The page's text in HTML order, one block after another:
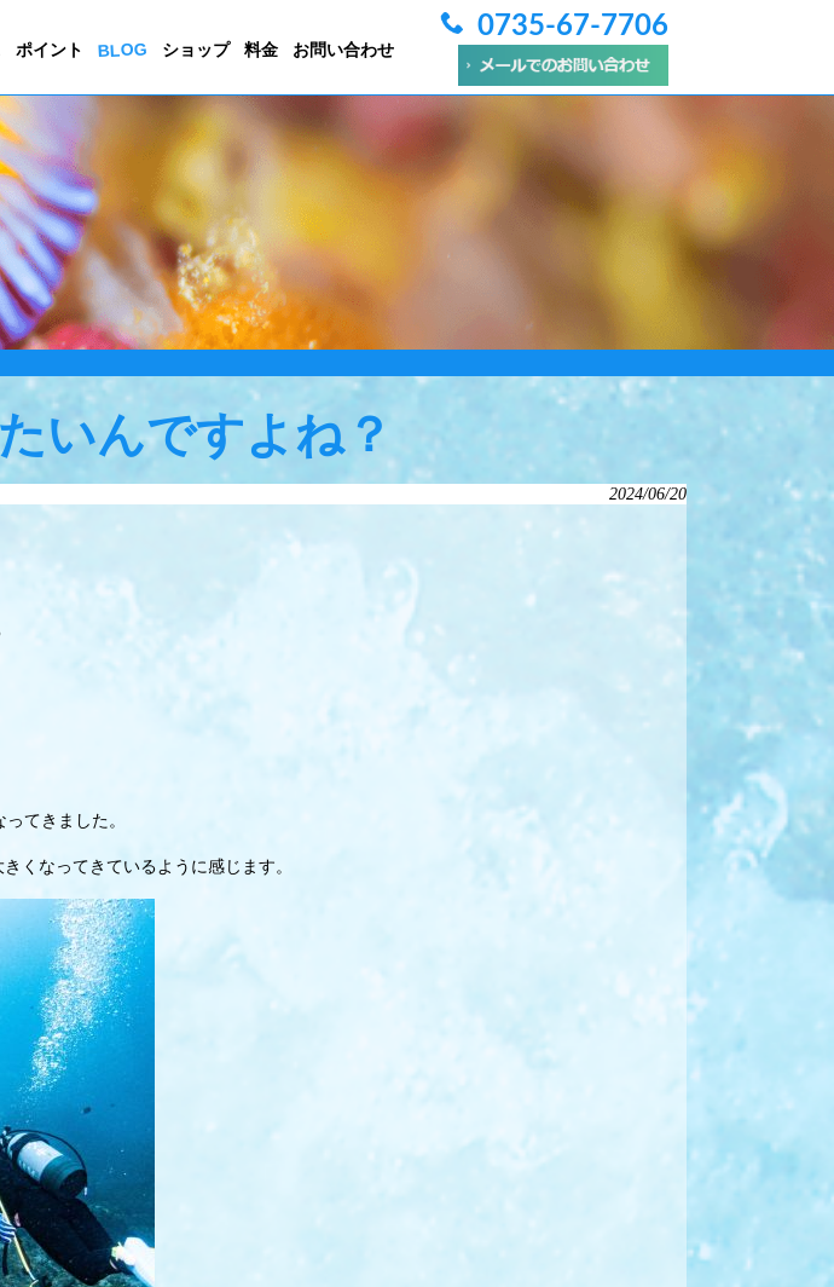
ポイント BLOG ショップ 料金 お問い合わせ
0735-67-7706
いんですよね？
2024/06/20
てきました。
くなってきているように感じます。